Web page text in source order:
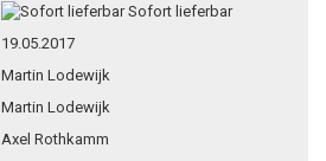
Sofort lieferbar
19.05.2017
Martin Lodewijk
Martin Lodewijk
Axel Rothkamm